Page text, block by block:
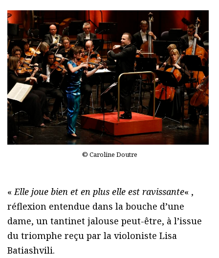
© Caroline Doutre
«Elle joue bien et en plus elle est ravissante« ,
réflexion entendue dans la bouche d’une
dame, un tantinet jalouse peut-être, à l’issue
du triomphe reçu par la violoniste Lisa
Batiashvili.